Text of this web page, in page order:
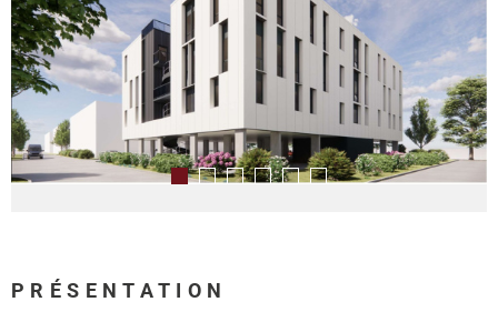
PRÉSENTATION